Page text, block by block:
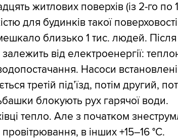
житлових поверхів (із 2-го
для будинків такої
близько 1 тис. людей.
від електроенергії:
Насоси
третій під’їзд, потім
блокують рух гарячої води.
тепло. Але з початком
в інших +15–16 °С.